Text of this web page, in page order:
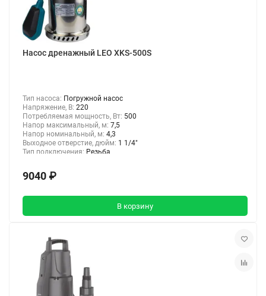
Насос дренажный LEO XKS-500S
Тип насоса: Погружной насос
Напряжение, В: 220
Потребляемая мощность, Вт: 500
Напор максимальный, м: 7,5
Напор номинальный, м: 4,3
Выходное отверстие, дюйм: 1 1/4"
Тип подключения: Резьба
9040 ₽
В корзину